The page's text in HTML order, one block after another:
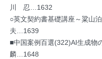
川 忍…1632
○英文契約書基礎講座～粱山
夫…1639
■中国案例百選(322)AI生成
麟…1648